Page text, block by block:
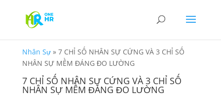
Nhân Sự» 7 CHỈ SỐ NHÂN SỰ CỨNG VÀ 3 CHỈ SỐ
NHÂN SỰ MỀM ĐÁNG ĐO LƯỜNG
7 CHỈ SỐ NHÂN SỰ CỨNG VÀ 3 CHỈ SỐ
NHÂN SỰ MỀM ĐÁNG ĐO LƯỜNG